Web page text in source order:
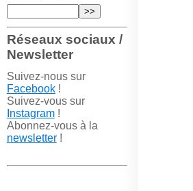
Réseaux sociaux /
Newsletter
Suivez-nous sur
Facebook!
Suivez-vous sur
Instagram!
Abonnez-vous à la
newsletter!